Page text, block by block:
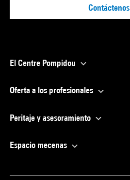
Contáctenos
El Centre Pompidou
Oferta a los profesionales
Peritaje y asesoramiento
Espacio mecenas